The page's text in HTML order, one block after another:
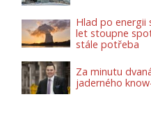
Hlad po energii
let stoupne
stále potřeba
Za minutu
jaderného